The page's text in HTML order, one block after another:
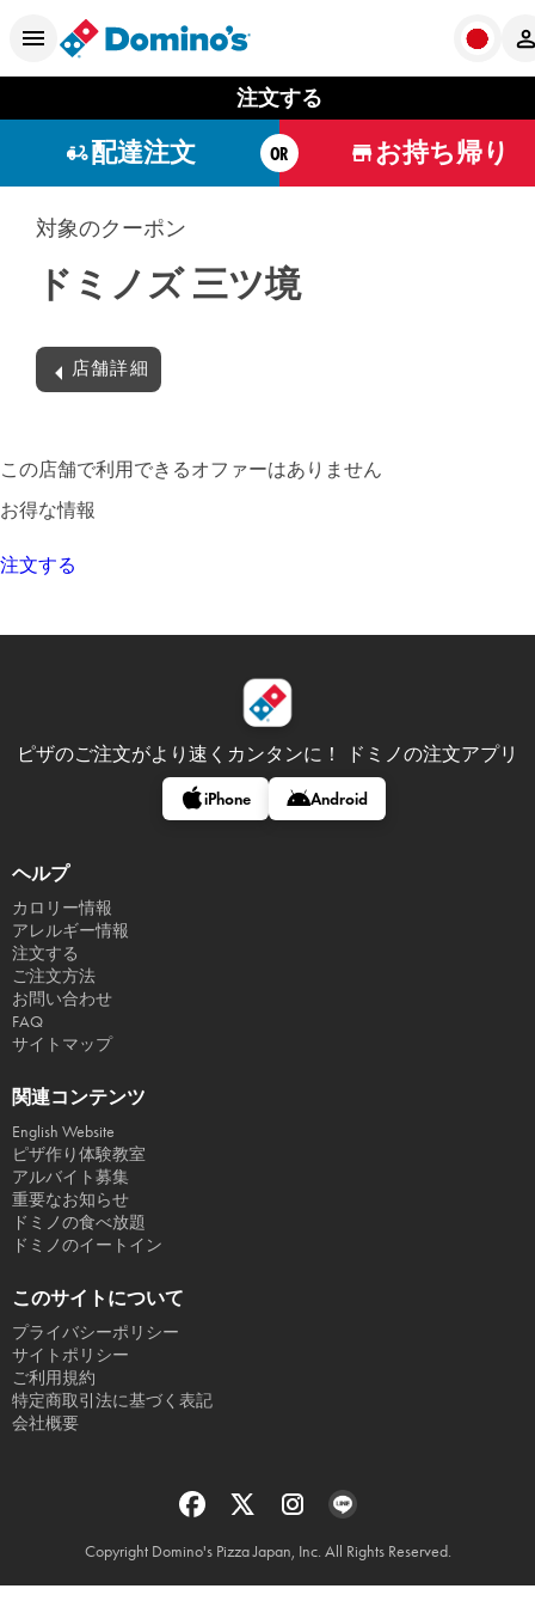
注文する
配達注文 OR お持ち帰り
対象のクーポン
ドミノズ 三ツ境
店舗詳細
この店舗で利用できるオファーはありません
お得な情報
注文する
ピザのご注文がより速くカンタンに！ ドミノの注文アプリ
iPhone Android
ヘルプ
カロリー情報
アレルギー情報
注文する
ご注文方法
お問い合わせ
FAQ
サイトマップ
関連コンテンツ
English Website
ピザ作り体験教室
アルバイト募集
重要なお知らせ
ドミノの食べ放題
ドミノのイートイン
このサイトについて
プライバシーポリシー
サイトポリシー
ご利用規約
特定商取引法に基づく表記
会社概要
Copyright Domino's Pizza Japan, Inc. All Rights Reserved.